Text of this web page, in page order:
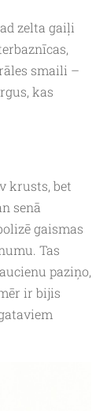
zelta gaiļi
smaili –
kas
krusts, bet
senā
gaismas
Tas
paziņo,
ir bijis